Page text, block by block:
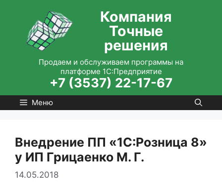
содержимому
Компания
Точные
решения
Продаем и обслуживаем программы на
платформе 1С:Предприятие
+7 (3537) 22-17-67
Меню
Внедрение ПП «1С:Розница 8»
у ИП Грицаенко М. Г.
14.05.2018